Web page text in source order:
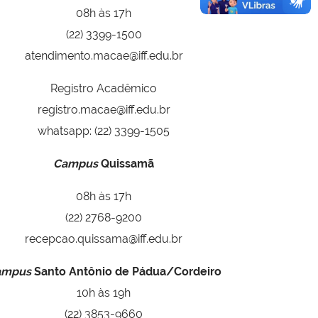
08h às 17h
(22) 3399-1500
atendimento.macae@iff.edu.br
Registro Acadêmico
registro.macae@iff.edu.br
whatsapp: (22) 3399-1505
CampusQuissamã
08h às 17h
(22) 2768-9200
recepcao.quissama@iff.edu.br
Santo Antônio de Pádua/Cordeiro
10h às 19h
(22) 3853-9660